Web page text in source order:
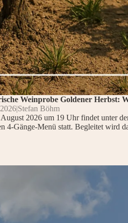
Weinprobe Goldener Herbst:
|Stefan Böhm
2026 um 19 Uhr findet unter
4-Gänge-Menü statt. Begleitet wird